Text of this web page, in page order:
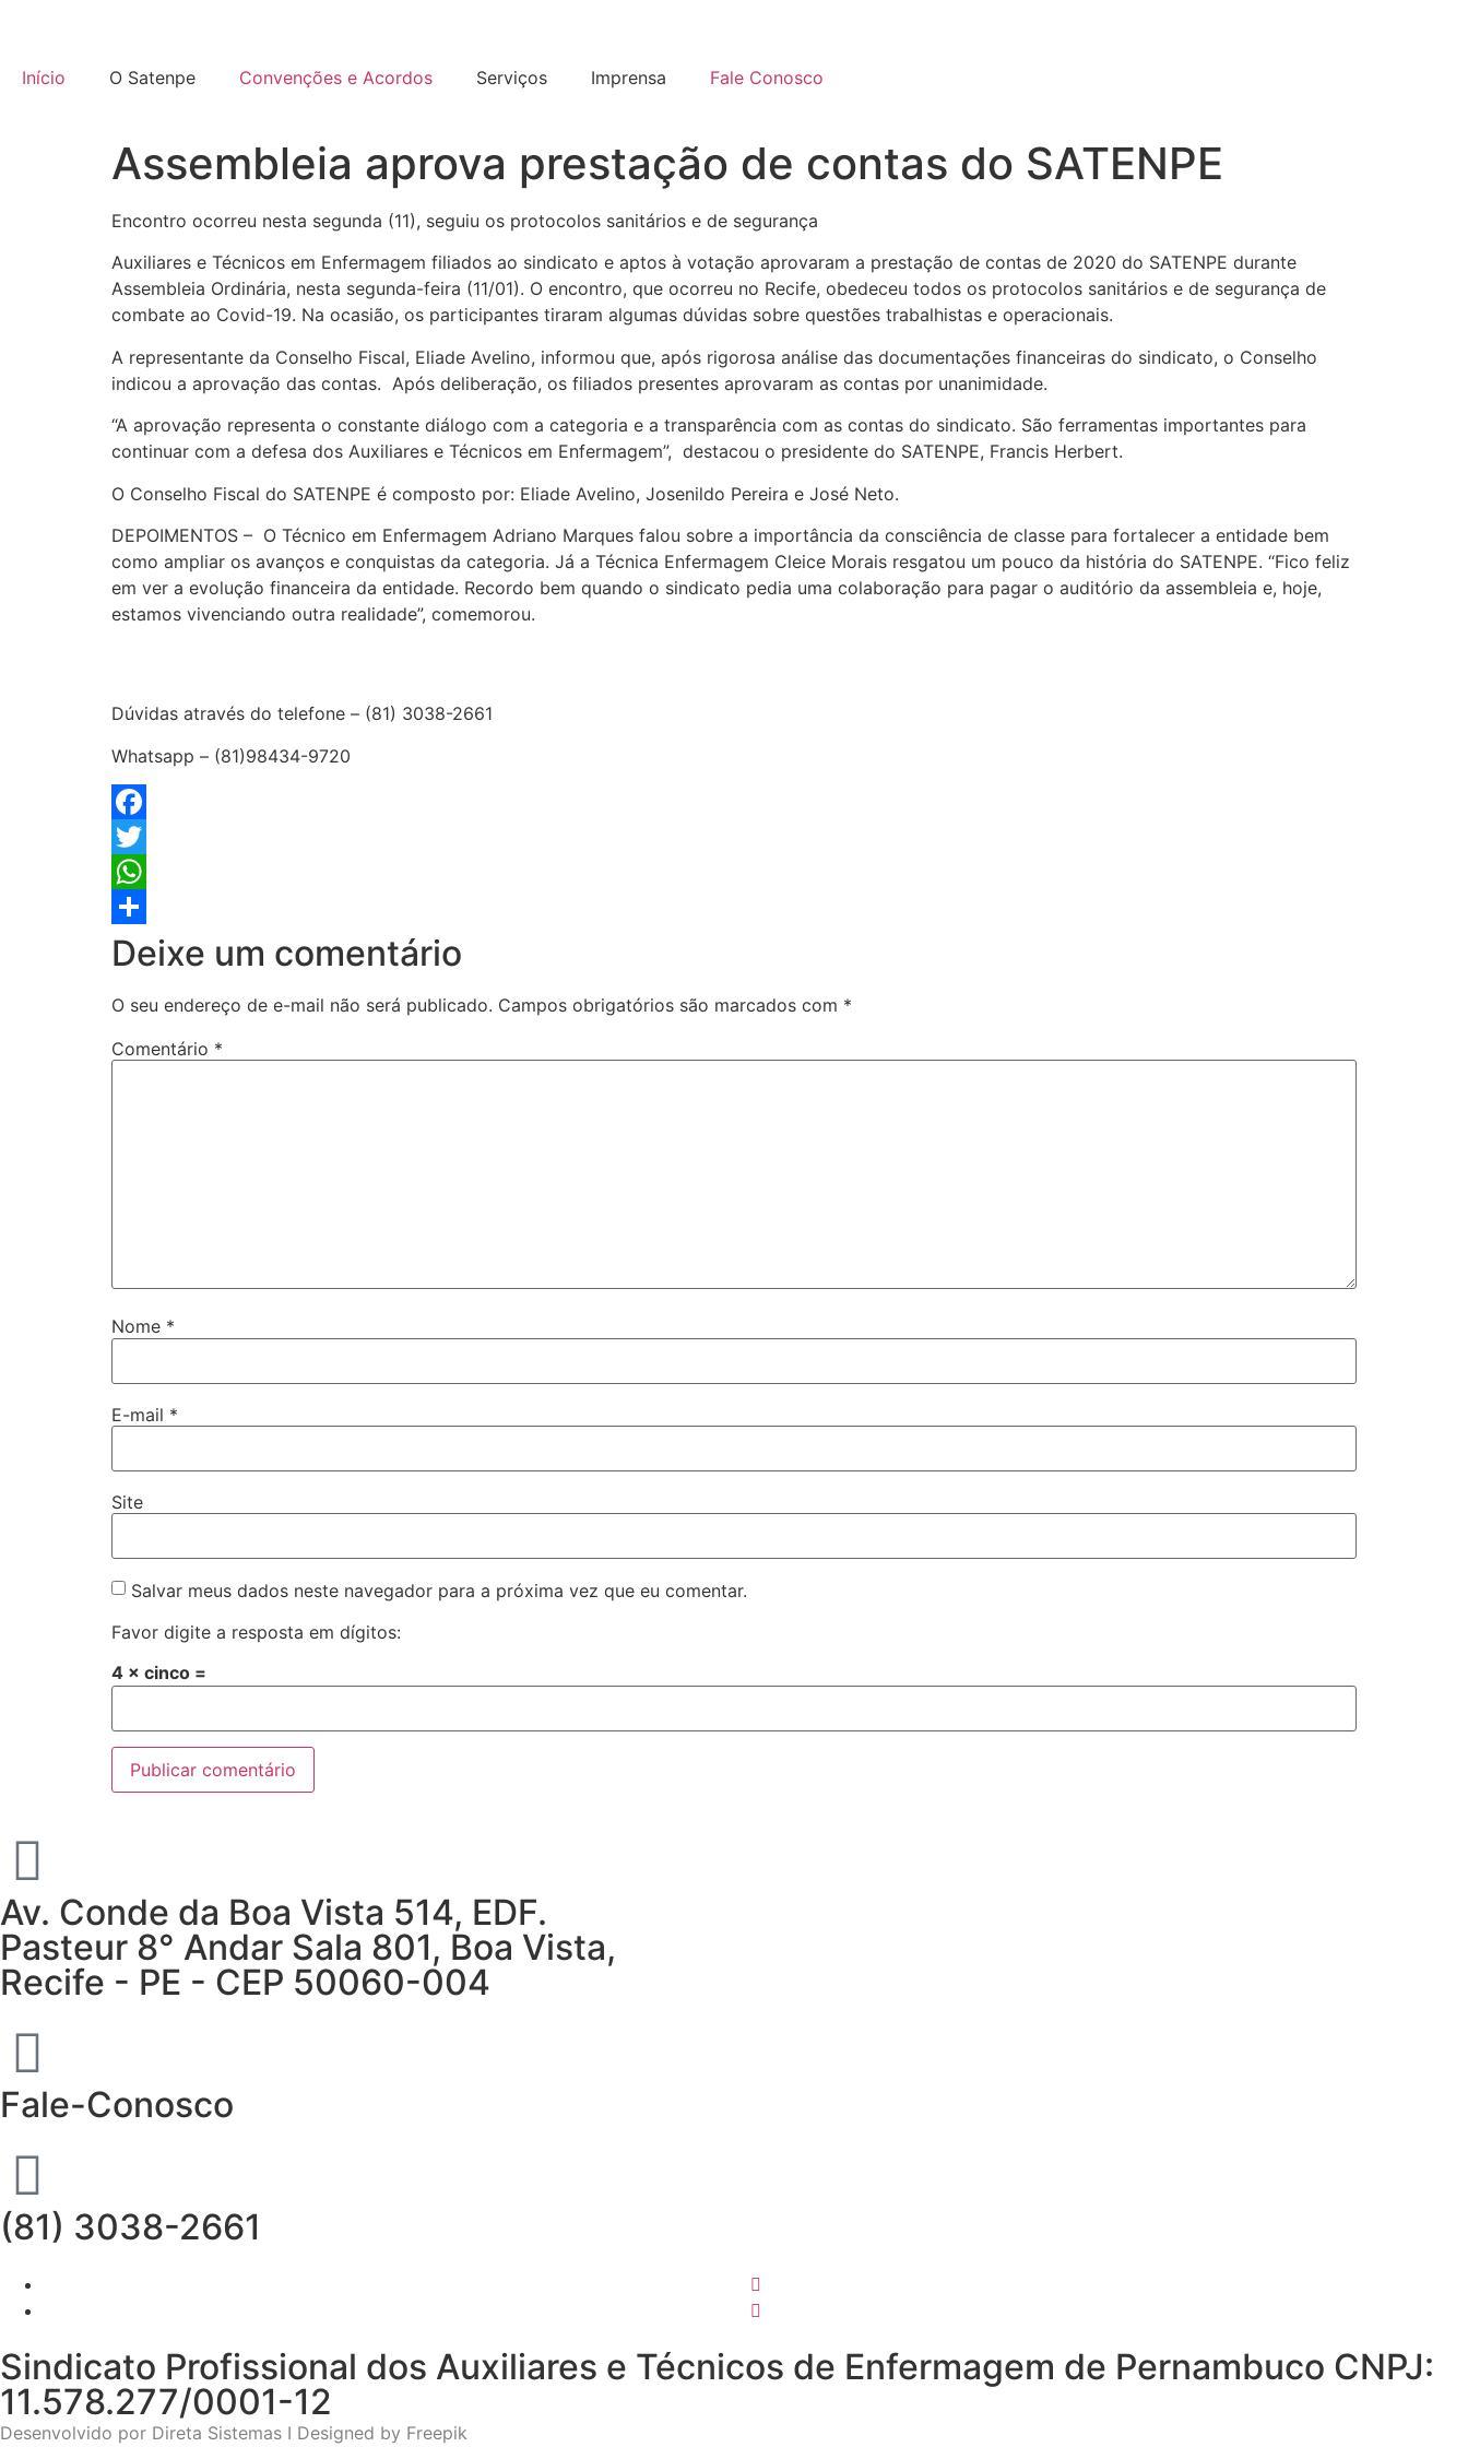
Início O Satenpe Convenções e Acordos Serviços Imprensa Fale Conosco
Assembleia aprova prestação de contas do SATENPE
Encontro ocorreu nesta segunda (11), seguiu os protocolos sanitários e de segurança
Auxiliares e Técnicos em Enfermagem filiados ao sindicato e aptos à votação aprovaram a prestação de contas de 2020 do SATENPE durante
Assembleia Ordinária, nesta segunda-feira (11/01). O encontro, que ocorreu no Recife, obedeceu todos os protocolos sanitários e de segurança de
combate ao Covid-19. Na ocasião, os participantes tiraram algumas dúvidas sobre questões trabalhistas e operacionais.
A representante da Conselho Fiscal, Eliade Avelino, informou que, após rigorosa análise das documentações financeiras do sindicato, o Conselho
indicou a aprovação das contas. Após deliberação, os filiados presentes aprovaram as contas por unanimidade.
“A aprovação representa o constante diálogo com a categoria e a transparência com as contas do sindicato. São ferramentas importantes para
continuar com a defesa dos Auxiliares e Técnicos em Enfermagem”, destacou o presidente do SATENPE, Francis Herbert.
O Conselho Fiscal do SATENPE é composto por: Eliade Avelino, Josenildo Pereira e José Neto.
DEPOIMENTOS – O Técnico em Enfermagem Adriano Marques falou sobre a importância da consciência de classe para fortalecer a entidade bem
como ampliar os avanços e conquistas da categoria. Já a Técnica Enfermagem Cleice Morais resgatou um pouco da história do SATENPE. “Fico feliz
em ver a evolução financeira da entidade. Recordo bem quando o sindicato pedia uma colaboração para pagar o auditório da assembleia e, hoje,
estamos vivenciando outra realidade”, comemorou.
Dúvidas através do telefone – (81) 3038-2661
Whatsapp – (81)98434-9720
Facebook
Twitter
WhatsApp
Share
Deixe um comentário
O seu endereço de e-mail não será publicado. Campos obrigatórios são marcados com *
Comentário *
Nome *
E-mail *
Site
Salvar meus dados neste navegador para a próxima vez que eu comentar.
Favor digite a resposta em dígitos:
4 × cinco =
Av. Conde da Boa Vista 514, EDF.
Pasteur 8° Andar Sala 801, Boa Vista,
Recife - PE - CEP 50060-004
Fale-Conosco
(81) 3038-2661
Sindicato Profissional dos Auxiliares e Técnicos de Enfermagem de Pernambuco CNPJ:
11.578.277/0001-12
Desenvolvido por Direta Sistemas I Designed by Freepik